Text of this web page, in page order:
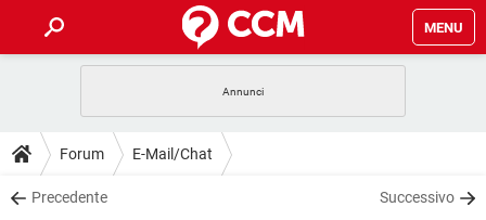
MENU
INTRATTENIMENTO
iOS
GUIDE
COVID-19
DOWNLOAD
Forum E-Mail/Chat
Precedente Successivo